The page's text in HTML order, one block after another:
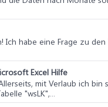
Ich habe eine Frage zu
Excel Hilfe
mit Verlaub ich bin
"wsLK",...